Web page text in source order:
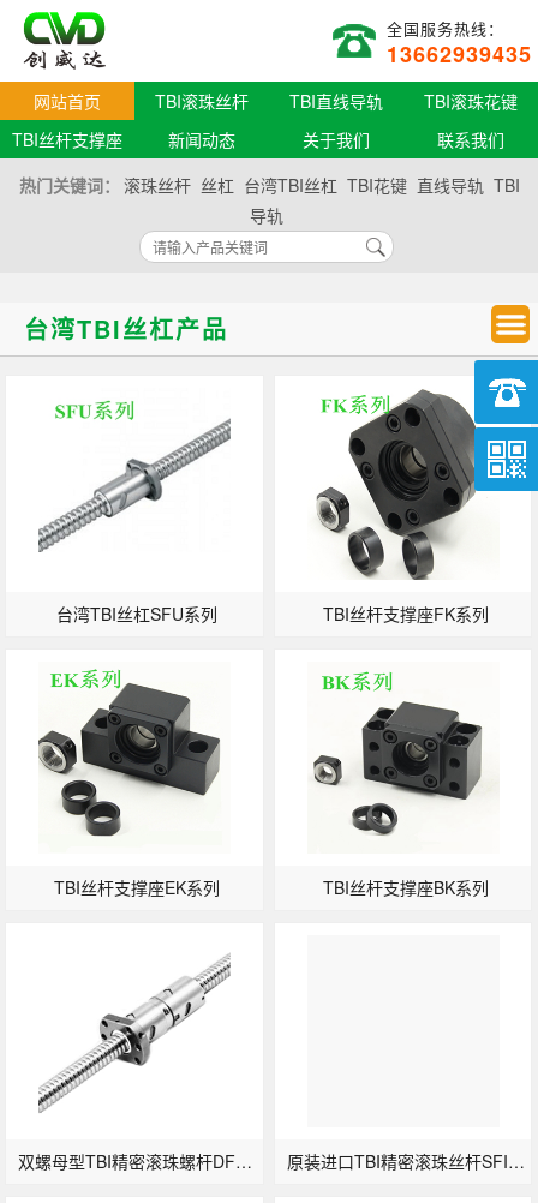
全国服务热线：
13662939435
网站首页 TBI滚珠丝杆 TBI直线导轨
TBI滚珠花键
TBI丝杆支撑座
新闻动态 关于我们
联系我们
热门关键词： 滚珠丝杆 丝杠 台湾TBI丝杠 TBI花键 直线导轨 TBI
导轨
台湾TBI丝杠产品
台湾TBI丝杠SFU系列 TBI丝杆支撑座FK系列
TBI丝杆支撑座EK系列 TBI丝杆支撑座BK系列
双螺母型TBI精密滚珠螺杆DFU5020-4 原装进口TBI精密滚珠丝杆SFI4010-4